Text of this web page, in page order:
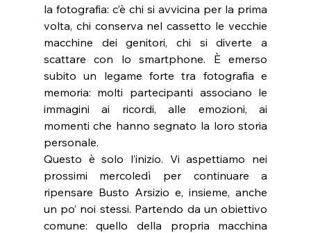
la fotografia: c’è chi si avvicina per la prima
volta, chi conserva nel cassetto le vecchie
macchine dei genitori, chi si diverte a
scattare con lo smartphone. È emerso
subito un legame forte tra fotografia e
memoria: molti partecipanti associano le
immagini ai ricordi, alle emozioni, ai
momenti che hanno segnato la loro storia
personale.
Questo è solo l’inizio. Vi aspettiamo nei
prossimi mercoledì per continuare a
ripensare Busto Arsizio e, insieme, anche
un po’ noi stessi. Partendo da un obiettivo
comune: quello della propria macchina